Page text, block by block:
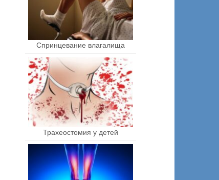
Спринцевание влагалища
Трахеостомия у детей